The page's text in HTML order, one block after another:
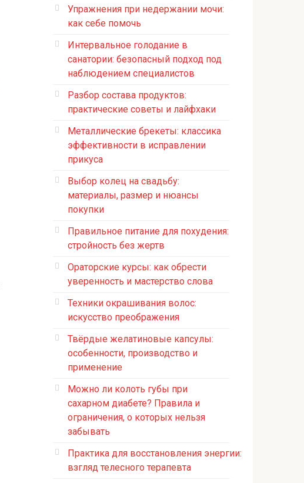
Упражнения при недержании мочи:
как себе помочь
Интервальное голодание в
санатории: безопасный подход под
наблюдением специалистов
Разбор состава продуктов:
практические советы и лайфхаки
Металлические брекеты: классика
эффективности в исправлении
прикуса
Выбор колец на свадьбу:
материалы, размер и нюансы
покупки
Правильное питание для похудения:
стройность без жертв
Ораторские курсы: как обрести
уверенность и мастерство слова
Техники окрашивания волос:
искусство преображения
Твёрдые желатиновые капсулы:
особенности, производство и
применение
Можно ли колоть губы при
сахарном диабете? Правила и
ограничения, о которых нельзя
забывать
Практика для восстановления энергии:
взгляд телесного терапевта